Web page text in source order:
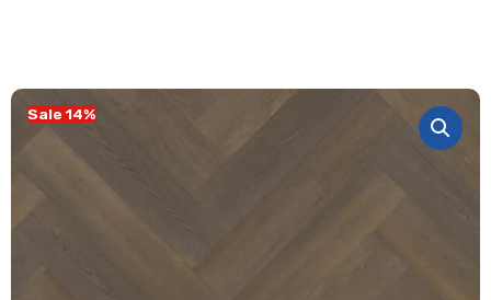
Sale 14%